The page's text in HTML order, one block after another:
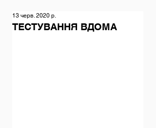
ТЕСТУВАННЯ ВДОМА
13 черв. 2020 р.